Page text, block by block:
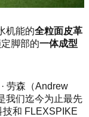
机能的全粒面皮革
定脚部的一体成型
劳森（Andrew
我们迄今为止最先
和 FLEXSPIKE